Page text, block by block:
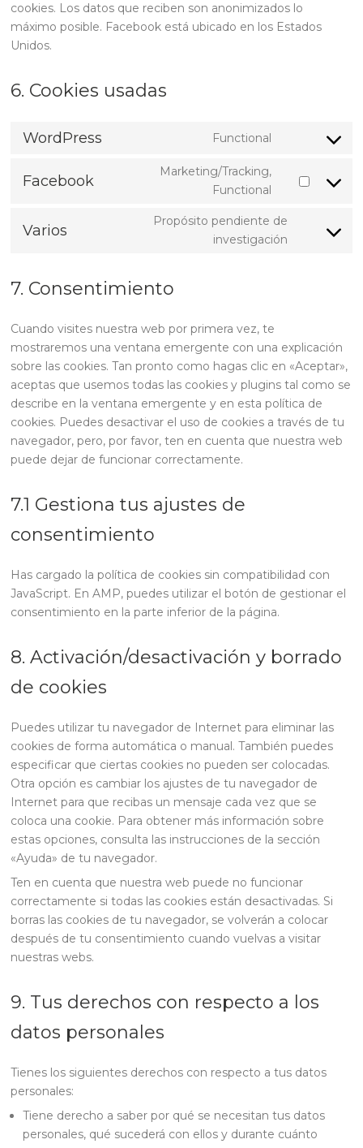
cookies. Los datos que reciben son anonimizados lo
máximo posible. Facebook está ubicado en los Estados
Unidos.
6. Cookies usadas
WordPress Functional
Consent
service
Facebook
Marketing/Tracking,
Functional
Consent
service
facebook
Varios
Propósito pendiente de
investigación
Consent
7. Consentimiento
Cuando visites nuestra web por primera vez, te
mostraremos una ventana emergente con una explicación
sobre las cookies. Tan pronto como hagas clic en «Aceptar»,
aceptas que usemos todas las cookies y plugins tal como se
describe en la ventana emergente y en esta política de
cookies. Puedes desactivar el uso de cookies a través de tu
navegador, pero, por favor, ten en cuenta que nuestra web
puede dejar de funcionar correctamente.
7.1 Gestiona tus ajustes de
consentimiento
Has cargado la política de cookies sin compatibilidad con
JavaScript. En AMP, puedes utilizar el botón de gestionar el
consentimiento en la parte inferior de la página.
8. Activación/desactivación y borrado
de cookies
Puedes utilizar tu navegador de Internet para eliminar las
cookies de forma automática o manual. También puedes
especificar que ciertas cookies no pueden ser colocadas.
Otra opción es cambiar los ajustes de tu navegador de
Internet para que recibas un mensaje cada vez que se
coloca una cookie. Para obtener más información sobre
estas opciones, consulta las instrucciones de la sección
«Ayuda» de tu navegador.
Ten en cuenta que nuestra web puede no funcionar
correctamente si todas las cookies están desactivadas. Si
borras las cookies de tu navegador, se volverán a colocar
después de tu consentimiento cuando vuelvas a visitar
nuestras webs.
9. Tus derechos con respecto a los
datos personales
Tienes los siguientes derechos con respecto a tus datos
personales:
Tiene derecho a saber por qué se necesitan tus datos
personales, qué sucederá con ellos y durante cuánto